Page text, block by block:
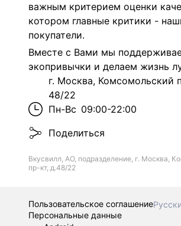
важным критерием оценки
котором главные критики -
покупатели.
Вместе с Вами мы
экопривычки и делаем жизнь
г. Москва, Комсомольский
48/22
Пн-Вс 09:00-22:00
Поделиться
Вкусвилл, АО, подразделение, г. Москва,
пр-кт, д.48/22
Пользовательское соглашение
Персональные данные